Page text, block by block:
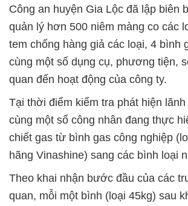
Công an huyện Gia Lộc đã lập biên
quản lý hơn 500 niêm màng co các
tem chống hàng giả các loại, 4 bình
cùng một số dụng cụ, phương tiện,
quan đến hoạt động của công ty.
Tại thời điểm kiểm tra phát hiện
cùng một số công nhân đang thực
chiết gas từ bình gas công nghiệp
hãng Vinashine) sang các bình loại
Theo khai nhận bước đầu của các
quan, mỗi một bình (loại 45kg) sau